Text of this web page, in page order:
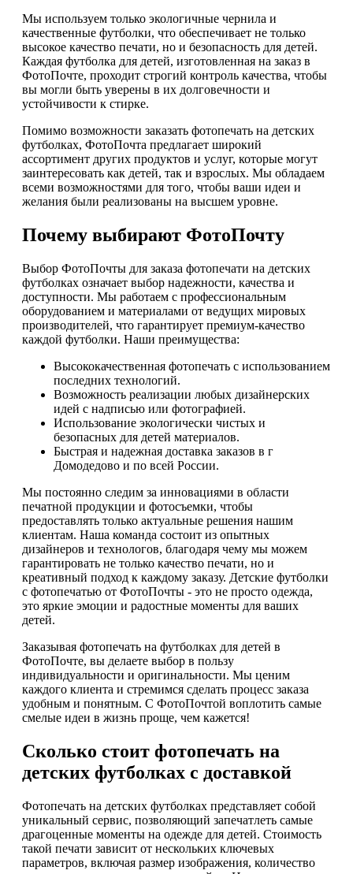
Мы используем только экологичные чернила и
качественные футболки, что обеспечивает не только
высокое качество печати, но и безопасность для детей.
Каждая футболка для детей, изготовленная на заказ в
ФотоПочте, проходит строгий контроль качества, чтобы
вы могли быть уверены в их долговечности и
устойчивости к стирке.
Помимо возможности заказать фотопечать на детских
футболках, ФотоПочта предлагает широкий
ассортимент других продуктов и услуг, которые могут
заинтересовать как детей, так и взрослых. Мы обладаем
всеми возможностями для того, чтобы ваши идеи и
желания были реализованы на высшем уровне.
Почему выбирают ФотоПочту
Выбор ФотоПочты для заказа фотопечати на детских
футболках означает выбор надежности, качества и
доступности. Мы работаем с профессиональным
оборудованием и материалами от ведущих мировых
производителей, что гарантирует премиум-качество
каждой футболки. Наши преимущества:
Высококачественная фотопечать с использованием
последних технологий.
Возможность реализации любых дизайнерских
идей с надписью или фотографией.
Использование экологически чистых и
безопасных для детей материалов.
Быстрая и надежная доставка заказов в г
Домодедово и по всей России.
Мы постоянно следим за инновациями в области
печатной продукции и фотосъемки, чтобы
предоставлять только актуальные решения нашим
клиентам. Наша команда состоит из опытных
дизайнеров и технологов, благодаря чему мы можем
гарантировать не только качество печати, но и
креативный подход к каждому заказу. Детские футболки
с фотопечатью от ФотоПочты - это не просто одежда,
это яркие эмоции и радостные моменты для ваших
детей.
Заказывая фотопечать на футболках для детей в
ФотоПочте, вы делаете выбор в пользу
индивидуальности и оригинальности. Мы ценим
каждого клиента и стремимся сделать процесс заказа
удобным и понятным. С ФотоПочтой воплотить самые
смелые идеи в жизнь проще, чем кажется!
Сколько стоит фотопечать на
детских футболках с доставкой
Фотопечать на детских футболках представляет собой
уникальный сервис, позволяющий запечатлеть самые
драгоценные моменты на одежде для детей. Стоимость
такой печати зависит от нескольких ключевых
параметров, включая размер изображения, количество